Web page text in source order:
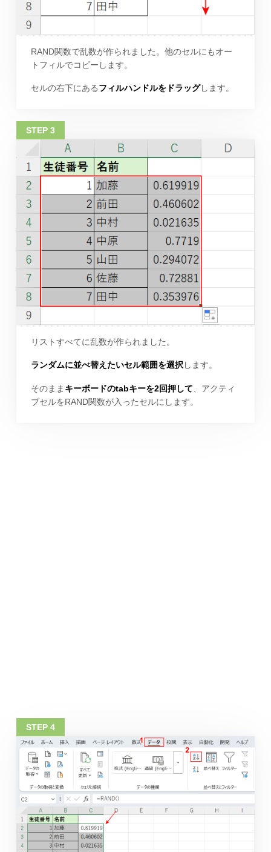
RAND関数で乱数が作られました。他のセルにもオー
トフィルでコピーします。
セルの右下にあるフィルハンドルをドラッグします。
リストすべてに乱数が作られました。
ランダムに並べ替えたいセル範囲を選択します。
そのまま キーボードのtabキーを2回押して 、アクティ
ブセルをRAND関数が入ったセルにします。